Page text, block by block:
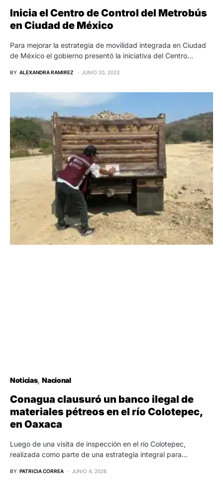
Inicia el Centro de Control del Metrobús
en Ciudad de México
Para mejorar la estrategia de movilidad integrada en Ciudad
de México el gobierno presentó la iniciativa del Centro…
BY ALEXANDRA RAMIREZ JUNIO 20, 2023
Noticias Nacional
Conagua clausuró un banco ilegal de
materiales pétreos en el río Colotepec,
en Oaxaca
Luego de una visita de inspección en el río Colotepec,
realizada como parte de una estrategia integral para…
BY PATRICIA CORREA JUNIO 4, 2026